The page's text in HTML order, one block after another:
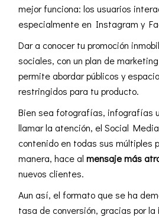
mejor funciona: los usuarios
especialmente en Instagram y
Dar a conocer tu promoción
sociales, con un plan de
permite abordar públicos y
restringidos para tu producto.
Bien sea fotografías, infografías
llamar la atención, el Social
contenido en todas sus múltiples
manera, hace almensaje más
nuevos clientes.
Aun así, el formato que se ha
tasa de conversión, gracias por la